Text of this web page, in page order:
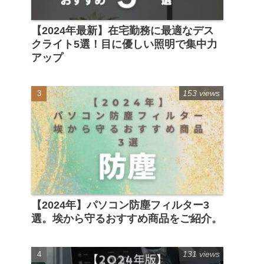
【2024年最新】在宅勤務に最適なデス
クライト5選！目に優しい照明で集中力
アップ
【2024年】パソコン防塵フィルター3
選。埃から守るおすすめ商品をご紹介。
153 views
131 views